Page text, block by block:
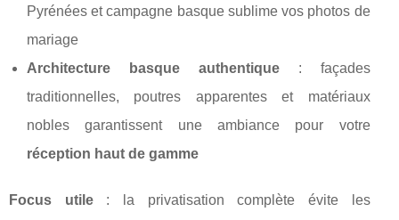
Pyrénées et campagne basque sublime vos photos de
mariage
Architecture basque authentique: façades
traditionnelles, poutres apparentes et matériaux
nobles garantissent une ambiance pour votre
réception haut de gamme
Focus utile: la privatisation complète évite les